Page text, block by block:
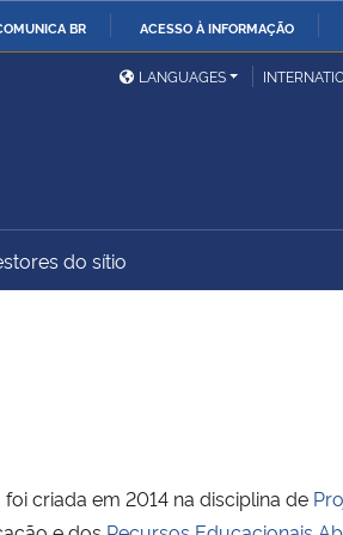
BR ACESSO À INFORMAÇÃO
Ministério das Relações
Exteriores
Controladoria-Geral da
LANGUAGES
do sítio
foi criada em 2014 na disciplina de